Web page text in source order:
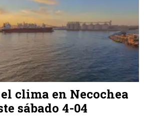
clima en Necochea
sábado 4-04